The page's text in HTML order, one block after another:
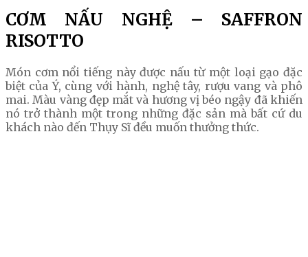
CƠM NẤU NGHỆ – SAFFRON
RISOTTO
Món cơm nổi tiếng này được nấu từ một loại gạo đặc
biệt của Ý, cùng với hành, nghệ tây, rượu vang và phô
mai. Màu vàng đẹp mắt và hương vị béo ngậy đã khiến
nó trở thành một trong những đặc sản mà bất cứ du
khách nào đến Thụy Sĩ đều muốn thưởng thức.